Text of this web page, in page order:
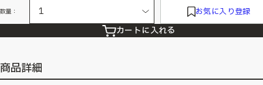
数量： お気に入り登録
カートに入れる
商品詳細